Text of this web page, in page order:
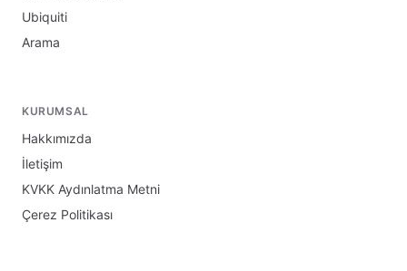
Ubiquiti
Arama
KURUMSAL
Hakkımızda
İletişim
KVKK Aydınlatma Metni
Çerez Politikası